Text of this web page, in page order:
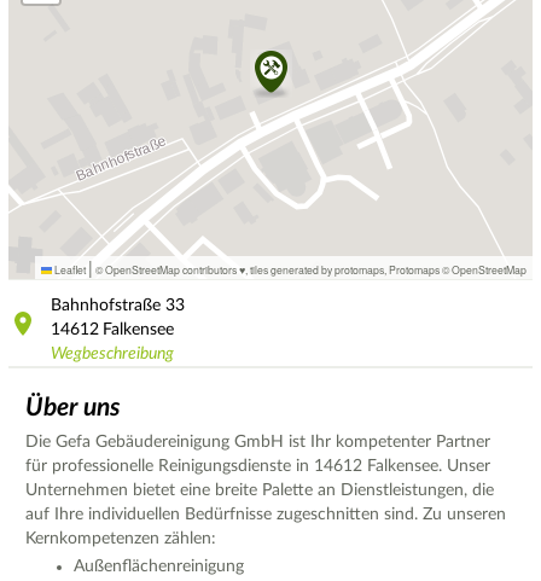
Leaflet | © OpenStreetMap contributors ♥, tiles generated by protomaps Protomaps©OpenStreetMap
Bahnhofstraße 33
14612 Falkensee
Wegbeschreibung
Über uns
Die Gefa Gebäudereinigung GmbH ist Ihr kompetenter Partner
für professionelle Reinigungsdienste in 14612 Falkensee. Unser
Unternehmen bietet eine breite Palette an Dienstleistungen, die
auf Ihre individuellen Bedürfnisse zugeschnitten sind. Zu unseren
Kernkompetenzen zählen:
Außenflächenreinigung